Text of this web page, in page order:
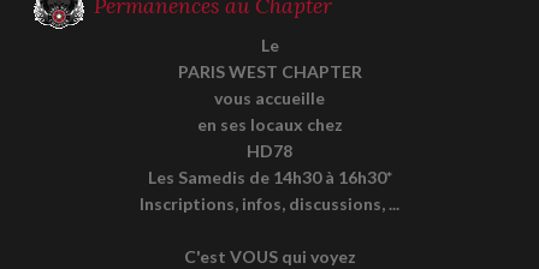
Le
PARIS WEST CHAPTER
vous accueille
en ses locaux chez
HD78
Les Samedis de 14h30 à 16h30*
Inscriptions, infos, discussions, ...
C'est VOUS qui voyez